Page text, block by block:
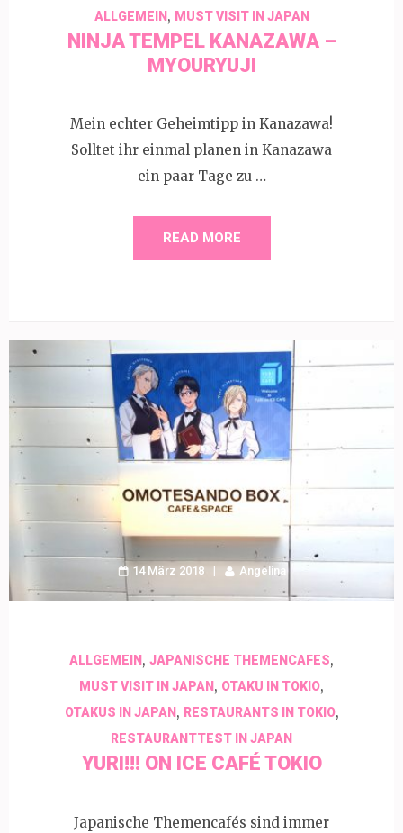
ALLGEMEIN, MUST VISIT IN JAPAN
NINJA TEMPEL KANAZAWA –
MYOURYUJI
Mein echter Geheimtipp in Kanazawa!
Solltet ihr einmal planen in Kanazawa
ein paar Tage zu …
READ MORE
14 März 2018 Angelina
ALLGEMEIN , JAPANISCHE THEMENCAFES,
MUST VISIT IN JAPAN , OTAKU IN TOKIO,
OTAKUS IN JAPAN, RESTAURANTS IN TOKIO,
RESTAURANTTEST IN JAPAN
YURI!!! ON ICE CAFÉ TOKIO
Japanische Themencafés sind immer